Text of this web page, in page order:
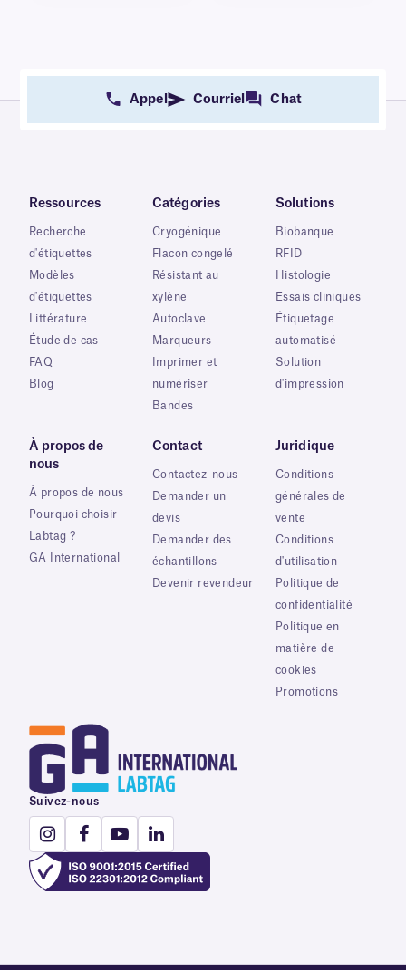
Appel Courriel Chat
Ressources
Recherche
d'étiquettes
Modèles
d'étiquettes
Littérature
Étude de cas
FAQ
Blog
Catégories
Cryogénique
Flacon congelé
Résistant au
xylène
Autoclave
Marqueurs
Imprimer et
numériser
Bandes
Solutions
Biobanque
RFID
Histologie
Essais cliniques
Étiquetage
automatisé
Solution
d'impression
À propos de
nous
À propos de nous
Pourquoi choisir
Labtag ?
GA International
Contact
Contactez-nous
Demander un
devis
Demander des
échantillons
Devenir revendeur
Juridique
Conditions
générales de
vente
Conditions
d'utilisation
Politique de
confidentialité
Politique en
matière de
cookies
Promotions
Suivez-nous